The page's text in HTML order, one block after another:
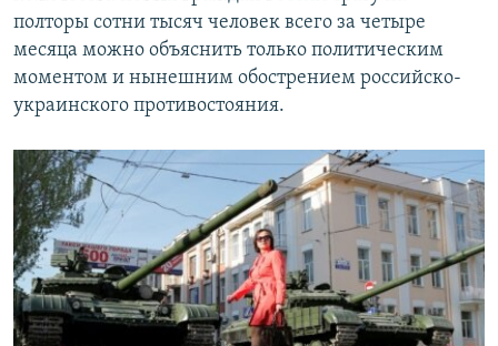
полторы сотни тысяч человек всего за четыре
месяца можно объяснить только политическим
моментом и нынешним обострением российско-
украинского противостояния.